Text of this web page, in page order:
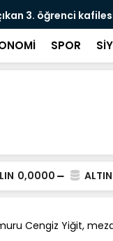
3. öğrenci
SPOR
0,0000 ALTIN
Cengiz Yiğit,